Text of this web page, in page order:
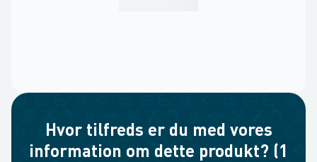
Hvor tilfreds er du med vores
information om dette produkt? (1